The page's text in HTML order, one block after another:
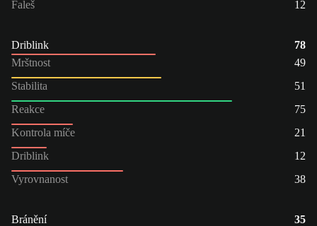
Faleš
12
Driblink
78
Mrštnost
49
Stabilita
51
Reakce
75
Kontrola míče
21
Driblink
12
Vyrovnanost
38
Bránění
35